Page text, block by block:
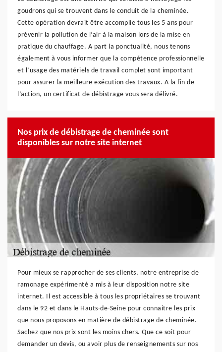
goudrons qui se trouvent dans le conduit de la cheminée.
Cette opération devrait être accomplie tous les 5 ans pour
prévenir la pollution de l’air à la maison lors de la mise en
pratique du chauffage. A part la ponctualité, nous tenons
également à vous informer que la compétence professionnelle
et l’usage des matériels de travail complet sont important
pour assurer la meilleure exécution des travaux. A la fin de
l’action, un certificat de débistrage vous sera délivré.
Nos prix de débistrage de cheminée sont
disponibles sur notre site internet
Pour mieux se rapprocher de ses clients, notre entreprise de
ramonage expérimenté a mis à leur disposition notre site
internet. Il est accessible à tous les propriétaires se trouvant
dans le 92 et dans le Hauts-de-Seine pour connaitre les prix
que nous proposons en matière de débistrage de cheminée.
Sachez que nos prix sont les moins chers. Que ce soit pour
demander un devis, ou avoir plus de renseignements sur nos